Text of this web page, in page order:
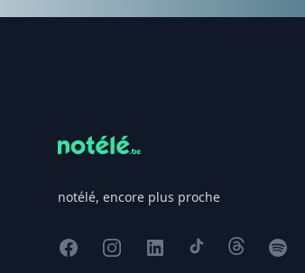
notélé, encore plus proche
FacebookInstagram
X TikTokThreadsSpotify